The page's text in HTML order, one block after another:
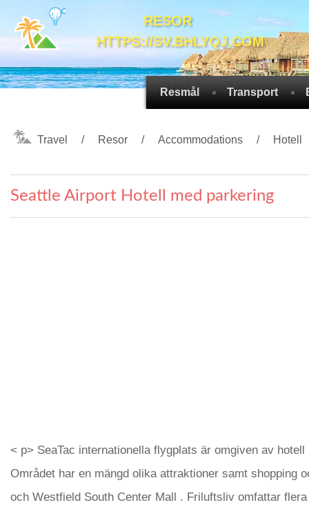
RESOR
HTTPS://SV.BHLYQJ.COM
Resmål Transport
Travel Resor Accommodations Hotell
Seattle Airport Hotell med parkering
< p> SeaTac internationella flygplats är omgiven av
Området har en mängd olika attraktioner samt shopping
och Westfield South Center Mall . Friluftsliv omfattar